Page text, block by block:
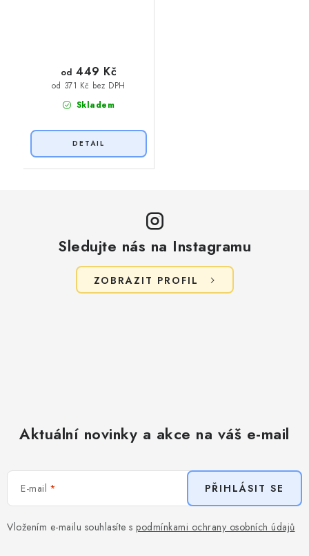
Skladem
od 371 Kč bez DPH
od 449 Kč
Sledujte nás na Instagramu
ZOBRAZIT PROFIL
Aktuální novinky a akce na váš e-mail
E-mail
Vložením e-mailu souhlasíte s podmínkami ochrany osobních údajů
PŘIHLÁSIT SE